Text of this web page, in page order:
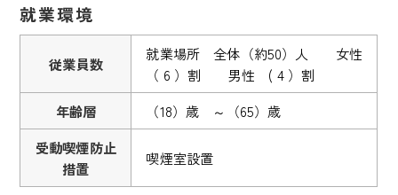
就業環境
従業員数
就業場所 全体（約50）人 女性
（ 6 ）割 男性 ( 4 ）割
年齢層
（18）歳 ～（65）歳
受動喫煙防止
措置
喫煙室設置